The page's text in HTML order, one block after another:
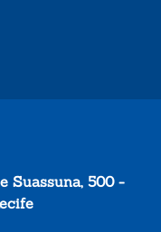
Suassuna, 500 -